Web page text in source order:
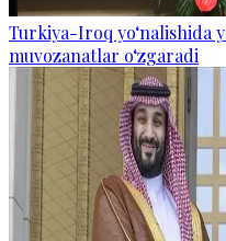
Turkiya-Iroq yo‘nalishida
muvozanatlar o‘zgaradi